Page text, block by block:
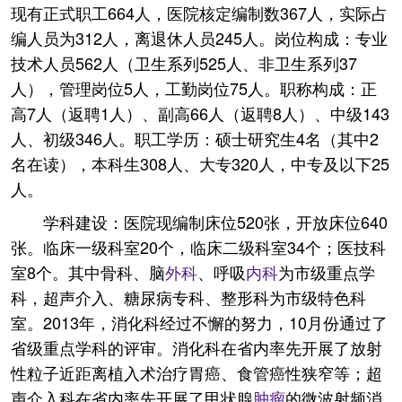
现有正式职工664人，医院核定编制数367人，实际占
编人员为312人，离退休人员245人。岗位构成：专业
技术人员562人（卫生系列525人、非卫生系列37
人），管理岗位5人，工勤岗位75人。职称构成：正
高7人（返聘1人）、副高66人（返聘8人）、中级143
人、初级346人。职工学历：硕士研究生4名（其中2
名在读），本科生308人、大专320人，中专及以下25
人。
学科建设：医院现编制床位520张，开放床位640
张。临床一级科室20个，临床二级科室34个；医技科
室8个。其中骨科、脑外科、呼吸内科为市级重点学
科，超声介入、糖尿病专科、整形科为市级特色科
室。2013年，消化科经过不懈的努力，10月份通过了
省级重点学科的评审。消化科在省内率先开展了放射
性粒子近距离植入术治疗胃癌、食管癌性狭窄等；超